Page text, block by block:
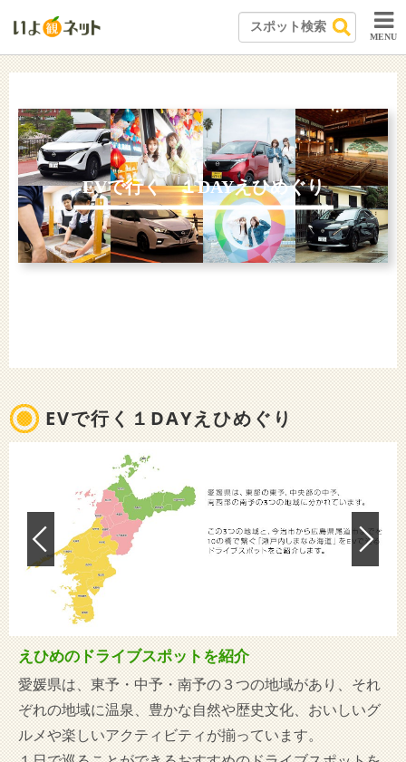
MENU
EVで行く １DAYえひめぐり
EVで行く１DAYえひめぐり
えひめのドライブスポットを紹介
愛媛県は、東予・中予・南予の３つの地域があり、それ
ぞれの地域に温泉、豊かな自然や歴史文化、おいしいグ
ルメや楽しいアクティビティが揃っています。